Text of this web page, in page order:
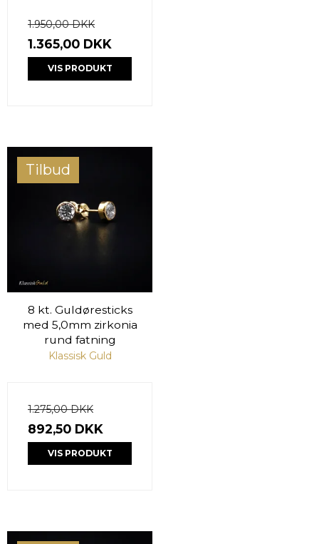
1.950,00 DKK
1.365,00 DKK
VIS PRODUKT
Tilbud
8 kt. Guldøresticks
med 5,0mm zirkonia
rund fatning
Klassisk Guld
1.275,00 DKK
892,50 DKK
VIS PRODUKT